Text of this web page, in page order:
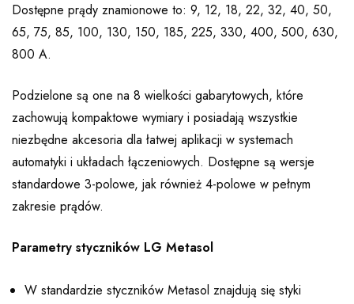
Dostępne prądy znamionowe to: 9, 12, 18, 22, 32, 40, 50,
65, 75, 85, 100, 130, 150, 185, 225, 330, 400, 500, 630,
800 A.
Podzielone są one na 8 wielkości gabarytowych, które
zachowują kompaktowe wymiary i posiadają wszystkie
niezbędne akcesoria dla łatwej aplikacji w systemach
automatyki i układach łączeniowych. Dostępne są wersje
standardowe 3-polowe, jak również 4-polowe w pełnym
zakresie prądów.
Parametry styczników LG Metasol
W standardzie styczników Metasol znajdują się styki